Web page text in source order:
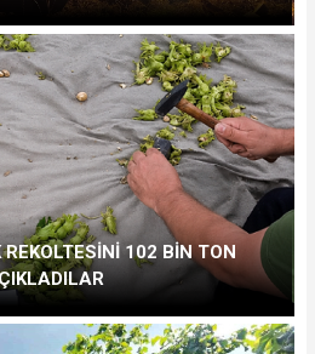
REKOLTESİNİ 102 BİN TON